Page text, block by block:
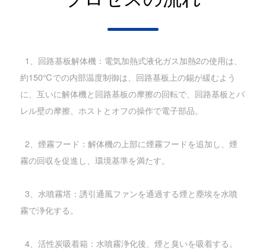
1、回路基板解体機：電気加熱式液化ガス加熱2の使用は、
約150℃での内部温度制御は、回路基板上の錫が緩むよう
に、互いに解体機と回路基板の摩擦の回転で、回路基板とバ
レル壁の摩擦、ホストとオフの操作で電子部品。
2、煙霧フード：解体機の上部に煙霧フードを追加し、煙
霧の回収を促進し、環境基準を満たす。
3、水噴霧塔：誘引通風ファンを通過する煙と塵埃を水噴
霧で浄化する。
4、活性炭吸着箱：水噴霧浄化後、煙と臭いを吸着する。